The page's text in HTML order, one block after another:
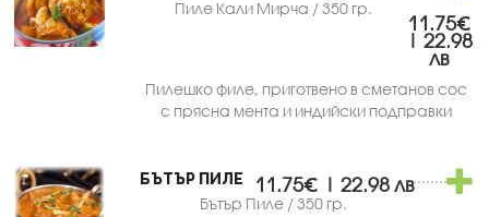
Пиле Кали Мирча / 350 гр.
11.75€
| 22.98
лв
Пилешко филе, приготвено в сметанов сос
с прясна мента и индийски подправки
БЪТЪР ПИЛЕ
Бътър Пиле / 350 гр.
11.75€ | 22.98 лв